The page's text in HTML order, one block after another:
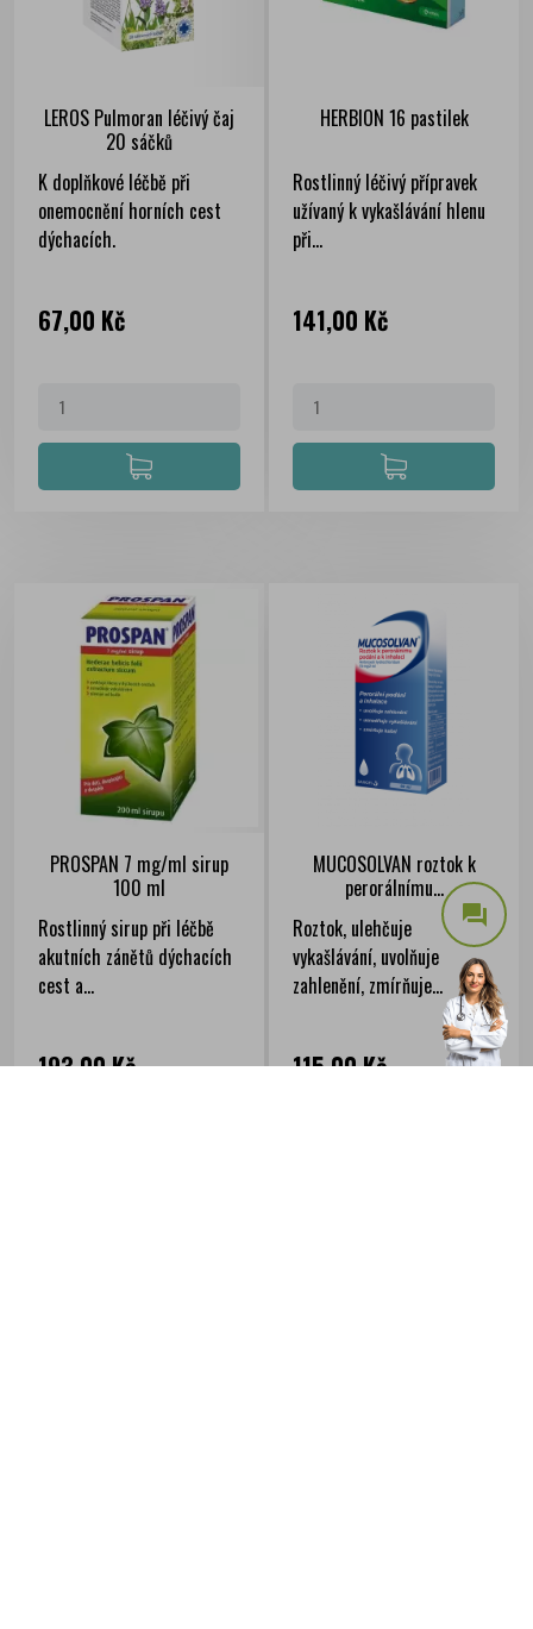
LEROS Pulmoran léčivý čaj
20 sáčků
K doplňkové léčbě při
onemocnění horních cest
dýchacích.
Cena
67,00 Kč
HERBION 16 pastilek
Rostlinný léčivý přípravek
užívaný k vykašlávání hlenu
při...
Cena
141,00 Kč
PROSPAN 7 mg/ml sirup
100 ml
Rostlinný sirup při léčbě
akutních zánětů dýchacích
cest a...
Cena
193,00 Kč
MUCOSOLVAN roztok k
perorálnímu...
Roztok, ulehčuje
vykašlávání, uvolňuje
zahlenění, zmírňuje...
Cena
115,00 Kč
question_answer